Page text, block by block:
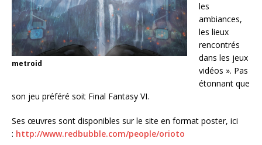
metroid
les
ambiances,
les lieux
rencontrés
dans les jeux
vidéos ». Pas
étonnant que
son jeu préféré soit Final Fantasy VI.
Ses œuvres sont disponibles sur le site en format poster, ici
: http://www.redbubble.com/people/orioto